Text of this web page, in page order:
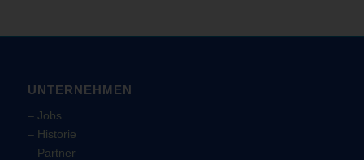
UNTERNEHMEN
– Jobs
– Historie
– Partner